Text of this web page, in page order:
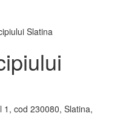
cod 230080, Slatina,